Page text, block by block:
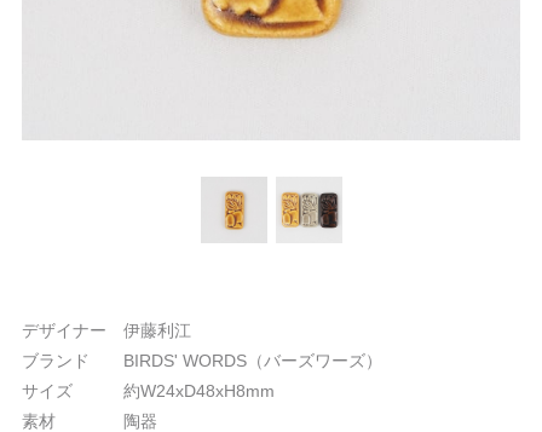
デザイナー 伊藤利江
ブランド BIRDS' WORDS（バーズワーズ）
サイズ 約W24xD48xH8mm
素材 陶器